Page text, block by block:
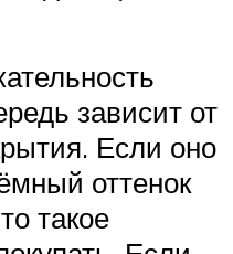
зависит от
Если оно
оттенок
такое